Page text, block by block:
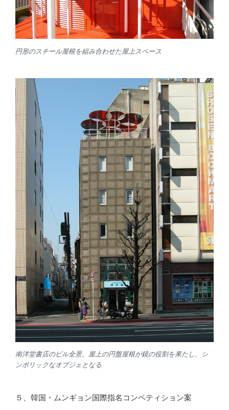
円形のスチール屋根を組み合わせた屋上スペース
南洋堂書店のビル全景。屋上の円盤屋根が鏡の役割を果たし、シ
ンボリックなオブジェとなる
５、韓国・ムンギョン国際指名コンペティション案